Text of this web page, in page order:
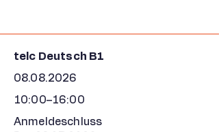
telc Deutsch B1
08.08.2026
10:00–16:00
Anmeldeschluss